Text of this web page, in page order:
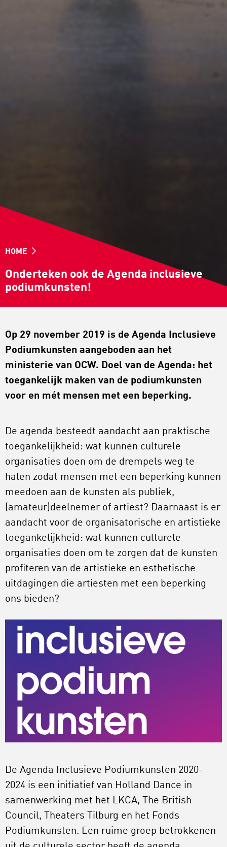
HOME
Onderteken ook de Agenda inclusieve
podiumkunsten!
Op 29 november 2019 is de Agenda Inclusieve
Podiumkunsten aangeboden aan het
ministerie van OCW. Doel van de Agenda: het
toegankelijk maken van de podiumkunsten
voor en mét mensen met een beperking.
De agenda besteedt aandacht aan praktische
toegankelijkheid: wat kunnen culturele
organisaties doen om de drempels weg te
halen zodat mensen met een beperking kunnen
meedoen aan de kunsten als publiek,
(amateur)deelnemer of artiest? Daarnaast is er
aandacht voor de organisatorische en artistieke
toegankelijkheid: wat kunnen culturele
organisaties doen om te zorgen dat de kunsten
profiteren van de artistieke en esthetische
uitdagingen die artiesten met een beperking
ons bieden?
De Agenda Inclusieve Podiumkunsten 2020-
2024 is een initiatief van Holland Dance in
samenwerking met het LKCA, The British
Council, Theaters Tilburg en het Fonds
Podiumkunsten. Een ruime groep betrokkenen